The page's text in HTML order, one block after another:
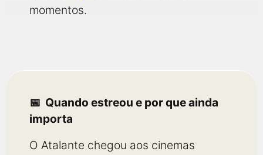
momentos.
Quando estreou e por que ainda
importa
O Atalante chegou aos cinemas